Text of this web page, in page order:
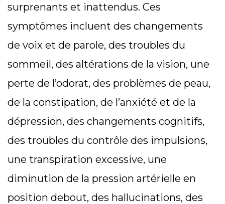
surprenants et inattendus. Ces
symptômes incluent des changements
de voix et de parole, des troubles du
sommeil, des altérations de la vision, une
perte de l’odorat, des problèmes de peau,
de la constipation, de l’anxiété et de la
dépression, des changements cognitifs,
des troubles du contrôle des impulsions,
une transpiration excessive, une
diminution de la pression artérielle en
position debout, des hallucinations, des